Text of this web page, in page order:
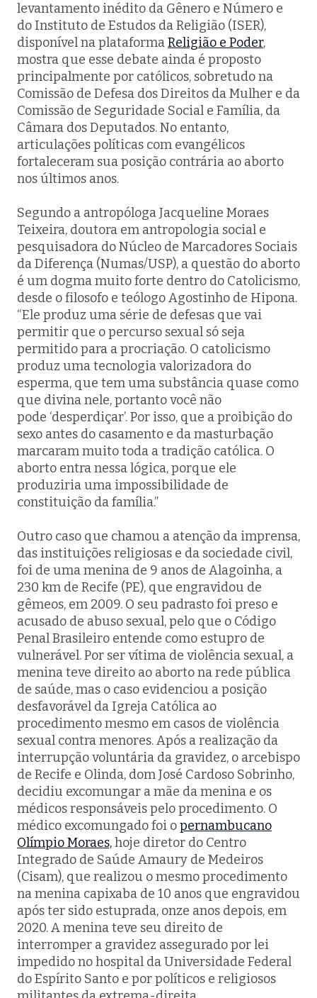
levantamento inédito da Gênero e Número e
do Instituto de Estudos da Religião (ISER),
disponível na plataformaReligião e Poder,
mostra que esse debate ainda é proposto
principalmente por católicos, sobretudo na
Comissão de Defesa dos Direitos da Mulher e da
Comissão de Seguridade Social e Família, da
Câmara dos Deputados. No entanto,
articulações políticas com evangélicos
fortaleceram sua posição contrária ao aborto
nos últimos anos.
Segundo a antropóloga Jacqueline Moraes
Teixeira, doutora em antropologia social e
pesquisadora do Núcleo de Marcadores Sociais
da Diferença (Numas/USP), a questão do aborto
é um dogma muito forte dentro do Catolicismo,
desde o filosofo e teólogo Agostinho de Hipona.
“Ele produz uma série de defesas que vai
permitir que o percurso sexual só seja
permitido para a procriação. O catolicismo
produz uma tecnologia valorizadora do
esperma, que tem uma substância quase como
que divina nele, portanto você não
pode ‘desperdiçar’. Por isso, que a proibição do
sexo antes do casamento e da masturbação
marcaram muito toda a tradição católica. O
aborto entra nessa lógica, porque ele
produziria uma impossibilidade de
constituição da família.”
Outro caso que chamou a atenção da imprensa,
das instituições religiosas e da sociedade civil,
foi de uma menina de 9 anos de Alagoinha, a
230 km de Recife (PE), que engravidou de
gêmeos, em 2009. O seu padrasto foi preso e
acusado de abuso sexual, pelo que o Código
Penal Brasileiro entende como estupro de
vulnerável. Por ser vítima de violência sexual, a
menina teve direito ao aborto na rede pública
de saúde, mas o caso evidenciou a posição
desfavorável da Igreja Católica ao
procedimento mesmo em casos de violência
sexual contra menores. Após a realização da
interrupção voluntária da gravidez, o arcebispo
de Recife e Olinda, dom José Cardoso Sobrinho,
decidiu excomungar a mãe da menina e os
médicos responsáveis pelo procedimento. O
médico excomungado foi opernambucano
Olímpio Moraes,hoje diretor do Centro
Integrado de Saúde Amaury de Medeiros
(Cisam), que realizou o mesmo procedimento
na menina capixaba de 10 anos que engravidou
após ter sido estuprada, onze anos depois, em
2020. A menina teve seu direito de
interromper a gravidez assegurado por lei
impedido no hospital da Universidade Federal
do Espírito Santo e por políticos e religiosos